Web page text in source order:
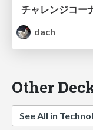
チャレンジコー
dach
Other
See All in